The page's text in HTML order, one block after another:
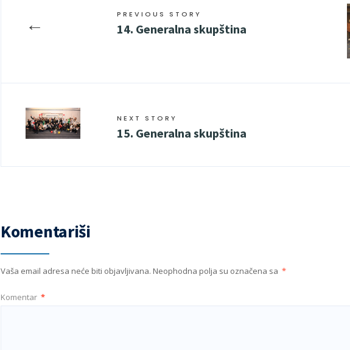
← PREVIOUS STORY
14. Generalna skupština
NEXT STORY
15. Generalna skupština
Komentariši
Vaša email adresa neće biti objavljivana. Neophodna polja su označena sa *
Komentar *